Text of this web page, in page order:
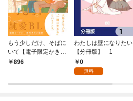
もう少しだけ、そばに
いて【電子限定かきお
ろし付】
896
わたしは壁になりたい
【分冊版】 1
0
無料